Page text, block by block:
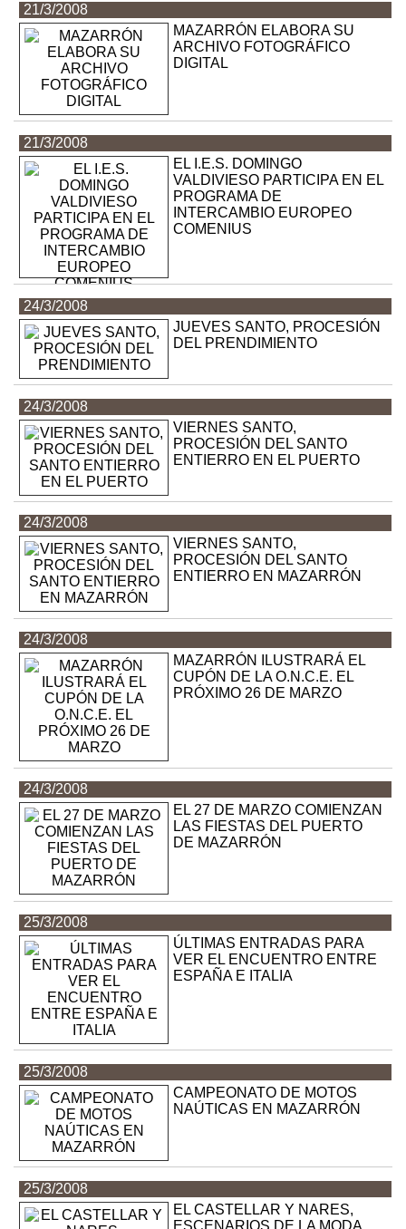
21/3/2008
MAZARRÓN ELABORA SU
ARCHIVO FOTOGRÁFICO
DIGITAL
21/3/2008
EL I.E.S. DOMINGO
VALDIVIESO PARTICIPA EN EL
PROGRAMA DE
INTERCAMBIO EUROPEO
COMENIUS
24/3/2008
JUEVES SANTO, PROCESIÓN
DEL PRENDIMIENTO
24/3/2008
VIERNES SANTO,
PROCESIÓN DEL SANTO
ENTIERRO EN EL PUERTO
24/3/2008
VIERNES SANTO,
PROCESIÓN DEL SANTO
ENTIERRO EN MAZARRÓN
24/3/2008
MAZARRÓN ILUSTRARÁ EL
CUPÓN DE LA O.N.C.E. EL
PRÓXIMO 26 DE MARZO
24/3/2008
EL 27 DE MARZO COMIENZAN
LAS FIESTAS DEL PUERTO
DE MAZARRÓN
25/3/2008
ÚLTIMAS ENTRADAS PARA
VER EL ENCUENTRO ENTRE
ESPAÑA E ITALIA
25/3/2008
CAMPEONATO DE MOTOS
NAÚTICAS EN MAZARRÓN
25/3/2008
EL CASTELLAR Y NARES,
ESCENARIOS DE LA MODA